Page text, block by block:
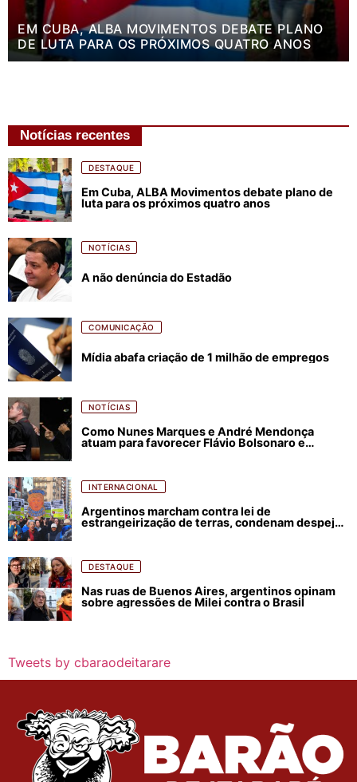
EM CUBA, ALBA MOVIMENTOS DEBATE PLANO
DE LUTA PARA OS PRÓXIMOS QUATRO ANOS
Notícias recentes
DESTAQUE
Em Cuba, ALBA Movimentos debate plano de
luta para os próximos quatro anos
NOTÍCIAS
A não denúncia do Estadão
COMUNICAÇÃO
Mídia abafa criação de 1 milhão de empregos
NOTÍCIAS
Como Nunes Marques e André Mendonça
atuam para favorecer Flávio Bolsonaro e
INTERNACIONAL
Argentinos marcham contra lei de
estrangeirização de terras, condenam despejos
DESTAQUE
Nas ruas de Buenos Aires, argentinos opinam
sobre agressões de Milei contra o Brasil
Tweets by cbaraodeitarare